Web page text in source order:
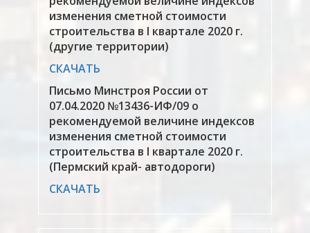
изменения сметной стоимости
строительства в I квартале 2020 г.
(другие территории)
СКАЧАТЬ
Письмо Минстроя России от
07.04.2020 №13436-ИФ/09 о
рекомендуемой величине индексов
изменения сметной стоимости
строительства в I квартале 2020 г.
(Пермский край- автодороги)
СКАЧАТЬ